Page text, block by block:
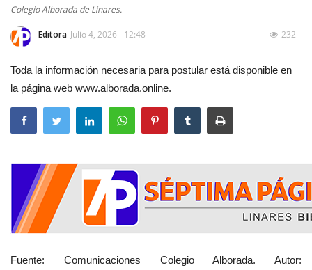
Colegio Alborada de Linares.
Editora Julio 4, 2026 - 12:48 232
Toda la información necesaria para postular está disponible en
la página web www.alborada.online.
Fuente: Comunicaciones Colegio Alborada. Autor: